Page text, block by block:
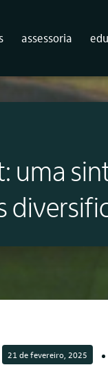
assessoria
uma
21 de fevereiro, 2025